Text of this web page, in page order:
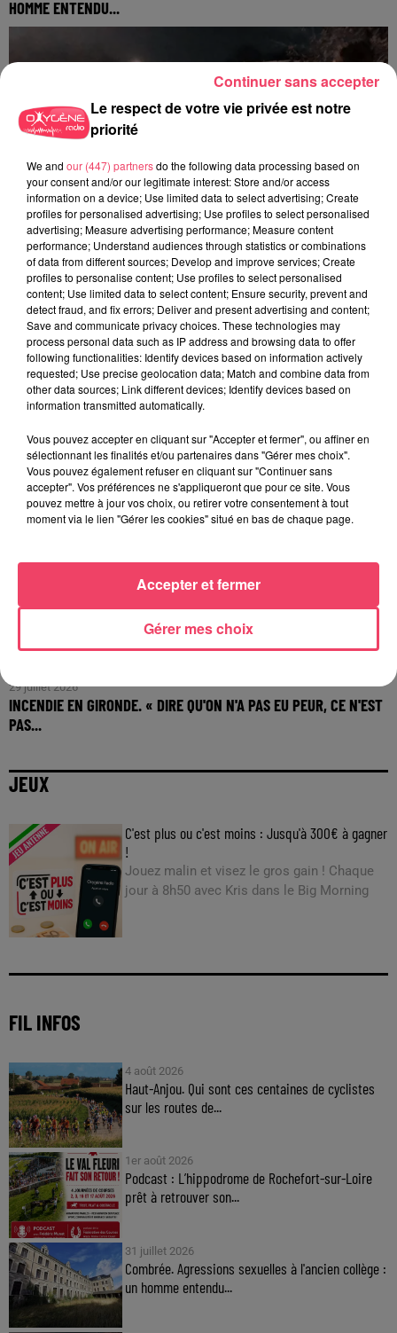
HOMME ENTENDU...
29 juillet 2026
SEGRÉ. ATTAQUE À L'ARME BLANCHE : L'AGRESSEUR INTERPELLÉ,
LE...
29 juillet 2026
INCENDIE EN GIRONDE. « DIRE QU'ON N'A PAS EU PEUR, CE N'EST
PAS...
JEUX
C'est plus ou c'est moins : Jusqu'à 300€ à gagner
!
Jouez malin et visez le gros gain ! Chaque
jour à 8h50 avec Kris dans le Big Morning
FIL INFOS
4 août 2026
Haut-Anjou. Qui sont ces centaines de cyclistes
sur les routes de...
1er août 2026
Podcast : L’hippodrome de Rochefort-sur-Loire
prêt à retrouver son...
31 juillet 2026
Combrée. Agressions sexuelles à l'ancien collège :
un homme entendu...
Le respect de votre vie privée est notre
priorité
We and our (447) partnersdo the following data processing based on
your consent and/or our legitimate interest: Store and/or access
information on a device; Use limited data to select advertising; Create
profiles for personalised advertising; Use profiles to select personalised
advertising; Measure advertising performance; Measure content
performance; Understand audiences through statistics or combinations
of data from different sources; Develop and improve services; Create
profiles to personalise content; Use profiles to select personalised
content; Use limited data to select content; Ensure security, prevent and
detect fraud, and fix errors; Deliver and present advertising and content;
Save and communicate privacy choices. These technologies may
process personal data such as IP address and browsing data to offer
following functionalities: Identify devices based on information actively
requested; Use precise geolocation data; Match and combine data from
other data sources; Link different devices; Identify devices based on
information transmitted automatically.
Vous pouvez accepter en cliquant sur "Accepter et fermer", ou affiner en
sélectionnant les finalités et/ou partenaires dans "Gérer mes choix".
Vous pouvez également refuser en cliquant sur "Continuer sans
accepter". Vos préférences ne s'appliqueront que pour ce site. Vous
pouvez mettre à jour vos choix, ou retirer votre consentement à tout
moment via le lien "Gérer les cookies" situé en bas de chaque page.
Gérer mes choix
Accepter et fermer
Continuer sans accepter